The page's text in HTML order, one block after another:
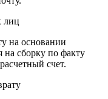
лиц
на основании
на сборку по факту
счет.